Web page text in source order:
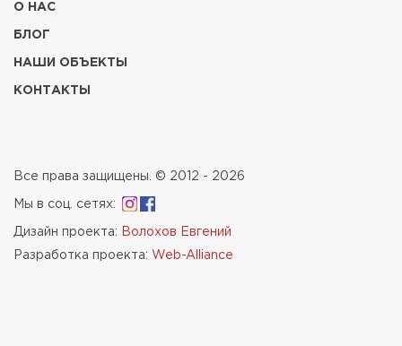
О НАС
БЛОГ
НАШИ ОБЪЕКТЫ
КОНТАКТЫ
Все права защищены. © 2012 - 2026
Мы в соц. сетях:
Дизайн проекта: Волохов Евгений
Разработка проекта: Web-Alliance